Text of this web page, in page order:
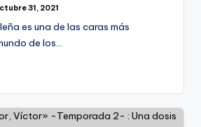
31, 2021
es una de las caras más
de los…